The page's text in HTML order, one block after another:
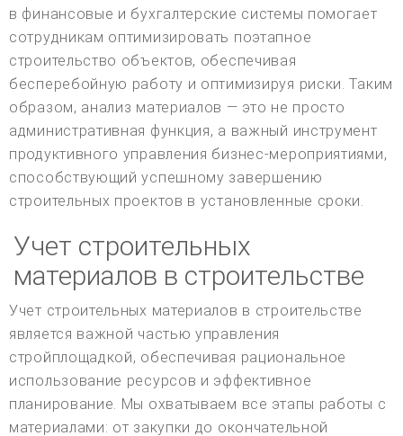
в финансовые и бухгалтерские системы помогает
сотрудникам оптимизировать поэтапное
строительство объектов, обеспечивая
бесперебойную работу и оптимизируя риски. Таким
образом, анализ материалов — это не просто
административная функция, а важный инструмент
продуктивного управления бизнес-мероприятиями,
способствующий успешному завершению
строительных проектов в установленные сроки.
Учет строительных
материалов в строительстве
Учет строительных материалов в строительстве
является важной частью управления
стройплощадкой, обеспечивая рациональное
использование ресурсов и эффективное
планирование. Мы охватываем все этапы работы с
материалами: от закупки до окончательной